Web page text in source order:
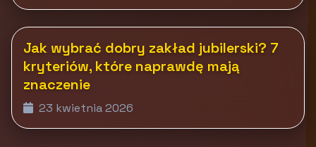
Jak wybrać dobry zakład jubilerski? 7
kryteriów, które naprawdę mają
znaczenie
23 kwietnia 2026